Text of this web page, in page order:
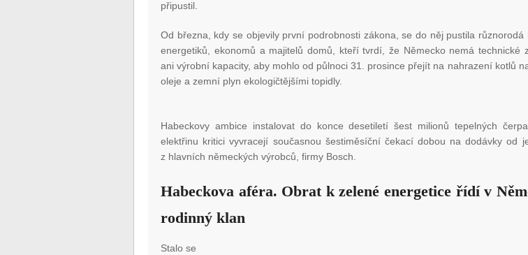
připustil.
Od března, kdy se objevily první podrobnosti zákona, se do něj pustila různorodá
energetiků, ekonomů a majitelů domů, kteří tvrdí, že Německo nemá technické
ani výrobní kapacity, aby mohlo od půlnoci 31. prosince přejít na nahrazení kotlů
oleje a zemní plyn ekologičtějšími topidly.
Habeckovy ambice instalovat do konce desetiletí šest milionů tepelných
elektřinu kritici vyvracejí současnou šestiměsíční čekací dobou na dodávky od
z hlavních německých výrobců, firmy Bosch.
Habeckova aféra. Obrat k zelené energetice řídí v
rodinný klan
Stalo se